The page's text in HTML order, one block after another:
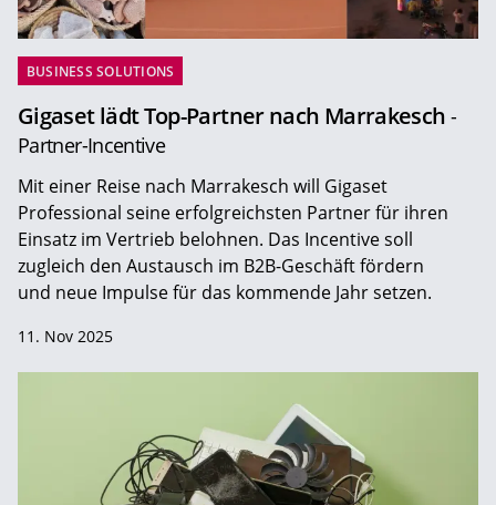
BUSINESS SOLUTIONS
Gigaset lädt Top-Partner nach Marrakesch -
Partner-Incentive
Mit einer Reise nach Marrakesch will Gigaset
Professional seine erfolgreichsten Partner für ihren
Einsatz im Vertrieb belohnen. Das Incentive soll
zugleich den Austausch im B2B-Geschäft fördern
und neue Impulse für das kommende Jahr setzen.
11. Nov 2025